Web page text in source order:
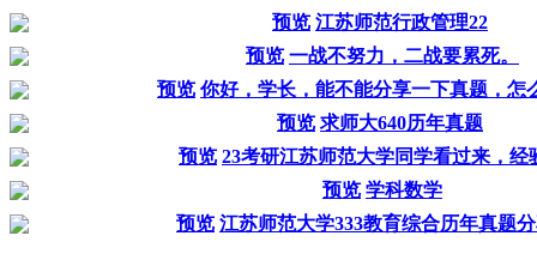
预览 江苏师范行政管理22
预览 一战不努力，二战要累死。
预览 你好，学长，能不能分享一下真题，怎
预览 求师大640历年真题
预览 23考研江苏师范大学同学看过来，经
预览 学科数学
预览 江苏师范大学333教育综合历年真题